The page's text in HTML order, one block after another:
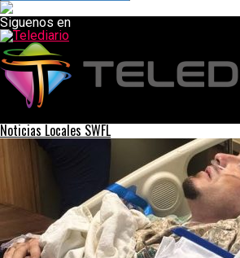
Siguenos en
Noticias Locales SWFL